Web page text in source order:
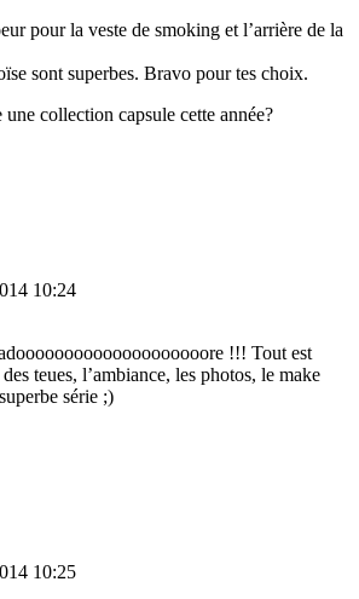
pour la veste de smoking et l’arrière de la
sont superbes. Bravo pour tes choix.
collection capsule cette année?
10:24
!!! Tout est
teues, l’ambiance, les photos, le make
série ;)
10:25